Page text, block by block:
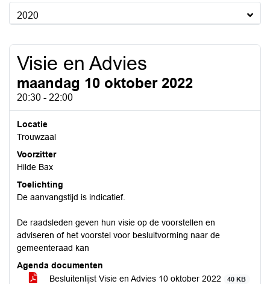
2020
Visie en Advies
maandag 10 oktober 2022
20:30 - 22:00
Locatie
Trouwzaal
Voorzitter
Hilde Bax
Toelichting
De aanvangstijd is indicatief.
De raadsleden geven hun visie op de voorstellen en
adviseren of het voorstel voor besluitvorming naar de
gemeenteraad kan
Agenda documenten
Besluitenlijst Visie en Advies 10 oktober 2022
40 KB